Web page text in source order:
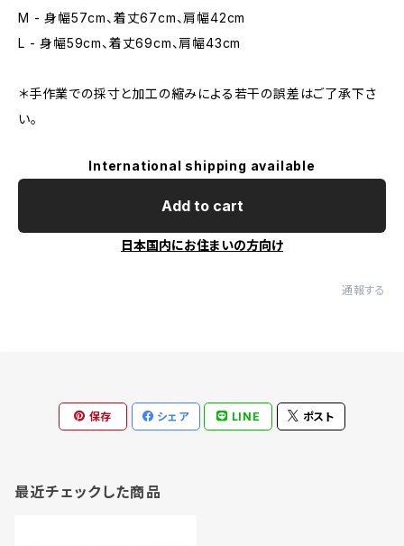
M - 身幅57cm、着丈67cm、肩幅42cm
L - 身幅59cm、着丈69cm、肩幅43cm
＊手作業での採寸と加工の縮みによる若干の誤差はご了承下さ
い。
International shipping available
Add to cart
日本国内にお住まいの方向け
通報する
保存 シェア LINE ポスト
最近チェックした商品